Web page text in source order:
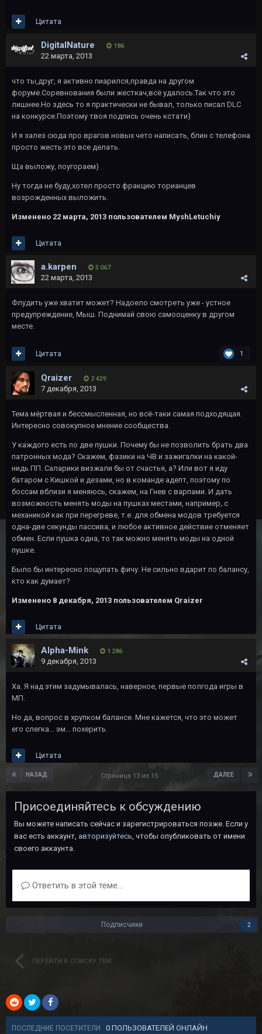
Цитата
DigitalNature 186
22 марта, 2013
что ты,друг, я активно пиарился,правда на другом
форуме.Соревнования были жесткач,всё удалось.Так что это
лишнее.Но здесь то я практически не бывал, только писал DLC
на конкурсе.Поэтому твоя подпись очень кстати)
И я залез сюда про врагов новых чето написать, блин с телефона
просто жесть это все делать.
Ща выложу, поугораем)
Ну тогда не буду,хотел просто фракцию торианцев
возрожденных выложить.
Изменено 22 марта, 2013 пользователем MyshLetuchiy
Цитата
a.karpen 5 067
22 марта, 2013
Флудить уже хватит может? Надоело смотреть уже - устное
предупреждение, Мыш. Поднимай свою самооценку в другом
месте.
1
Цитата
Qraizer 2 429
7 декабря, 2013
Тема мёртвая и бессмысленная, но всё-таки самая подходящая.
Интересно совокупное мнение сообщества.
У каждого есть по две пушки. Почему бы не позволить брать два
патронных мода? Скажем, фазики на ЧВ и зажигалки на какой-
нидь ПП. Саларики визжали бы от счастья, а? Или вот я иду
батаром с Кишкой и дезами, но в команде адепт, поэтому по
боссам вблизи я меняюсь, скажем, на Гнев с варпами. И дать
возможность менять моды на пушках местами, например, с
механикой как при перегреве, т.е. для обмена модов требуется
одна-две секунды пассива, и любое активное действие отменяет
обмен. Если пушка одна, то так можно менять моды на одной
пушке.
Было бы интересно пощупать фичу. Не сильно вдарит по балансу,
кто как думает?
Изменено 8 декабря, 2013 пользователем Qraizer
Цитата
Alpha-Mink 1 286
9 декабря, 2013
Ха. Я над этим задумывалась, наверное, первые полгода игры в
МП.
Но да, вопрос в хрупком балансе. Мне кажется, что это может
его слегка... эм... похерить.
Цитата
НАЗАД ДАЛЕЕ
Страница 13 из 15
Присоединяйтесь к обсуждению
Вы можете написать сейчас и зарегистрироваться позже. Если у
вас есть аккаунт, авторизуйтесь, чтобы опубликовать от имени
своего аккаунта.
Ответить в этой теме...
Подписчики 2
ПЕРЕЙТИ К СПИСКУ ТЕМ
ПОСЛЕДНИЕ ПОСЕТИТЕЛИ 0 ПОЛЬЗОВАТЕЛЕЙ ОНЛАЙН